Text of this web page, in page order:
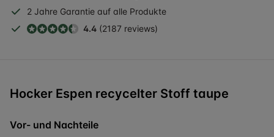
2 Jahre Garantie auf alle Produkte
4.4 (2187 reviews)
Hocker Espen recycelter Stoff taupe
Vor- und Nachteile